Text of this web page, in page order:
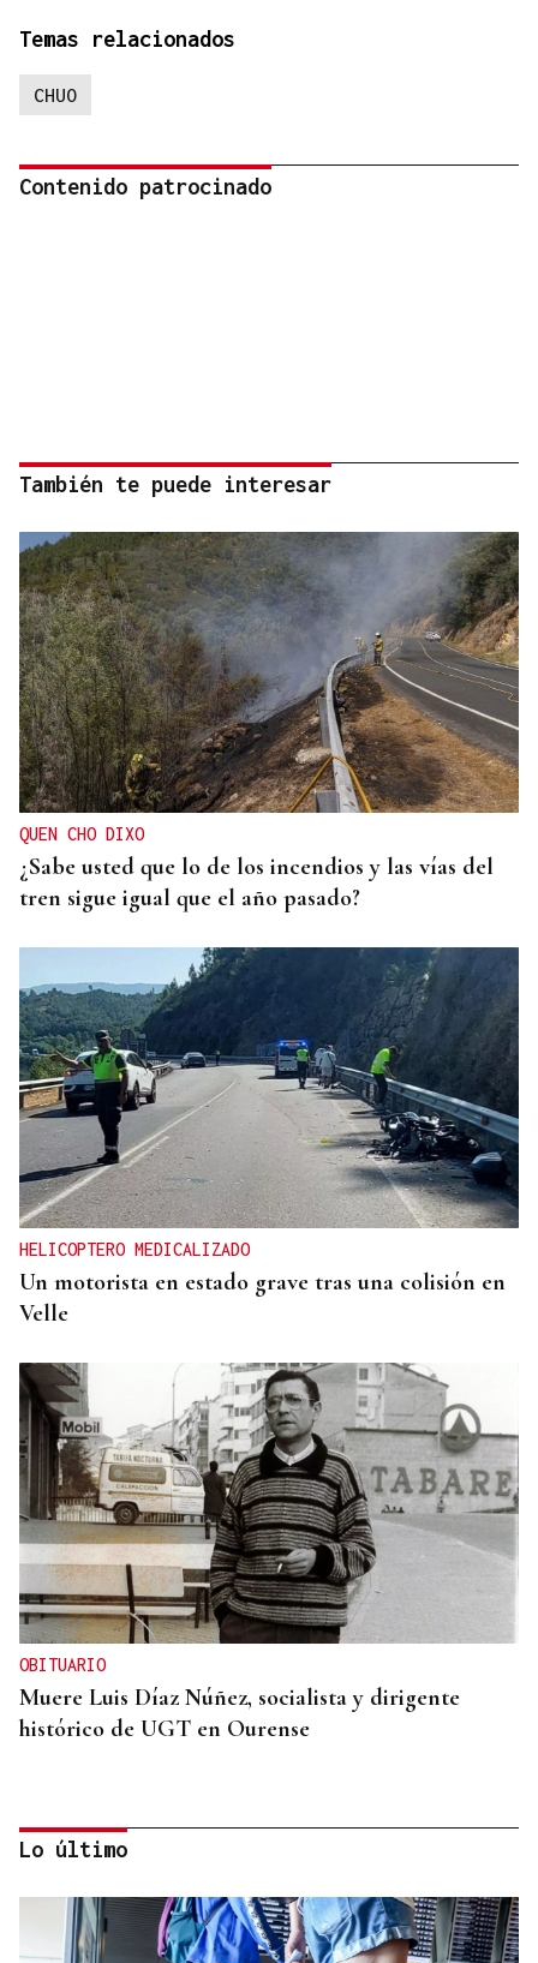
Temas relacionados
CHUO
Contenido patrocinado
También te puede interesar
QUEN CHO DIXO
¿Sabe usted que lo de los incendios y las vías del
tren sigue igual que el año pasado?
HELICOPTERO MEDICALIZADO
Un motorista en estado grave tras una colisión en
Velle
OBITUARIO
Muere Luis Díaz Núñez, socialista y dirigente
histórico de UGT en Ourense
Lo último